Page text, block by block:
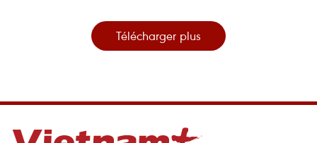
Télécharger plus